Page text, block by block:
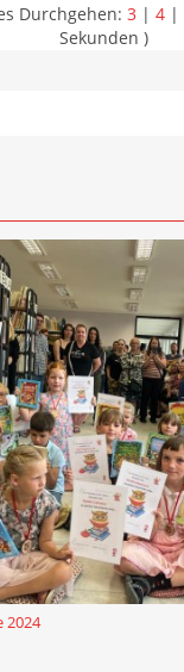
Durchgehen: 3 | 4 |
Sekunden )
2024